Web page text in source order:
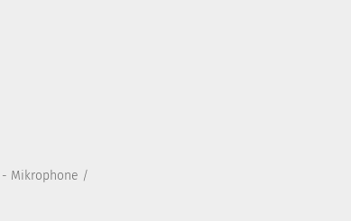
- Mikrophone /